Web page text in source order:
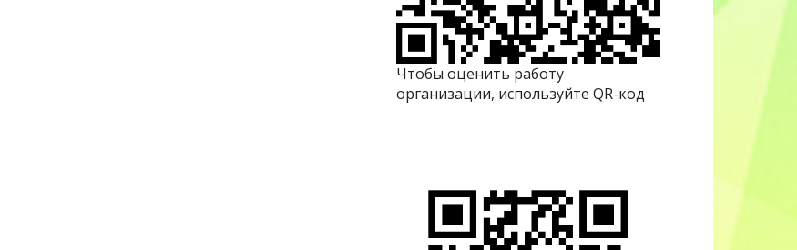
Чтобы оценить работу
организации, используйте QR-код